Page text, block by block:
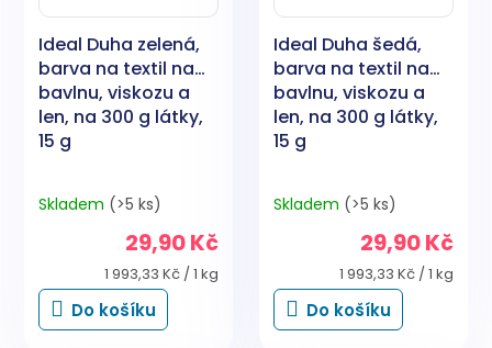
Ideal Duha zelená,
barva na textil na
bavlnu, viskozu a
len, na 300 g látky,
15 g
Skladem (>5 ks)
29,90 Kč
Měrná
cena:
1 993,33 Kč / 1 kg
Do košíku
Ideal Duha šedá,
barva na textil na
bavlnu, viskozu a
len, na 300 g látky,
15 g
Skladem (>5 ks)
29,90 Kč
Měrná
cena:
1 993,33 Kč / 1 kg
Do košíku